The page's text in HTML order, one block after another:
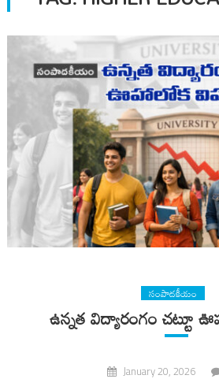
సంపాదకీయం
ఉన్నత విద్యారంగం
January 20, 2026